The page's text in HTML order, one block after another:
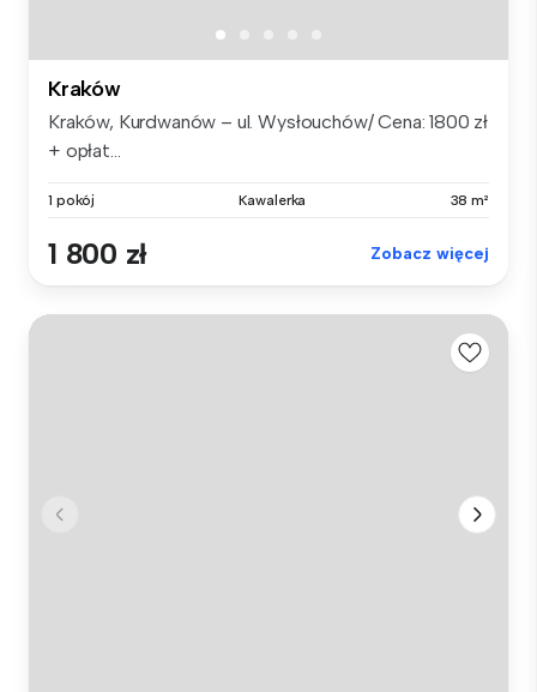
Kraków
Kraków, Kurdwanów – ul. Wysłouchów/ Cena: 1800 zł
+ opłat...
1 pokój Kawalerka 38 m²
1 800 zł Zobacz więcej